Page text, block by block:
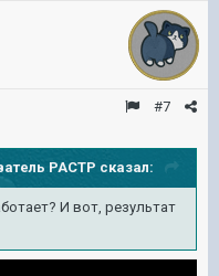
#7
PACTP сказал:
И вот, результат